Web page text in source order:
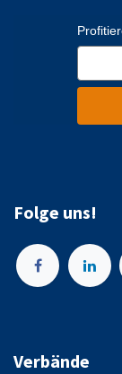
Folge uns!
Verbände